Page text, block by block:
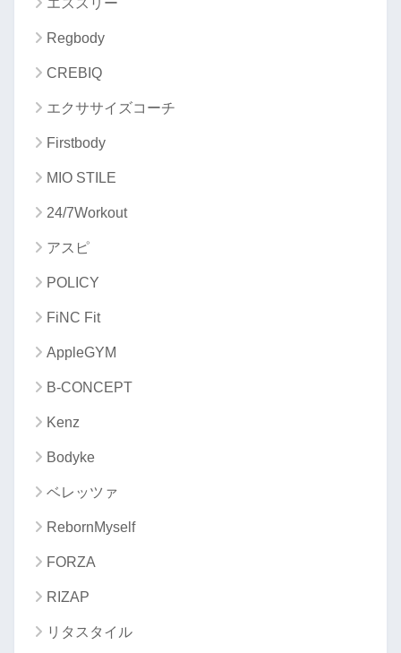
Regbody
CREBIQ
エクササイズコーチ
Firstbody
MIO STILE
24/7Workout
アスピ
POLICY
FiNC Fit
AppleGYM
B-CONCEPT
Kenz
Bodyke
ベレッツァ
RebornMyself
FORZA
RIZAP
リタスタイル